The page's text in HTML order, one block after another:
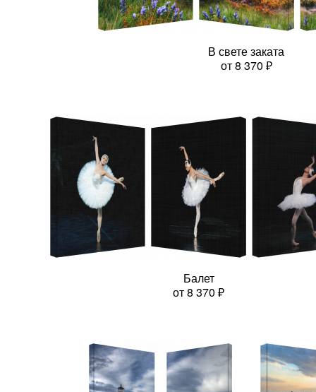
В свете заката
от8 370 ₽
Балет
от8 370 ₽